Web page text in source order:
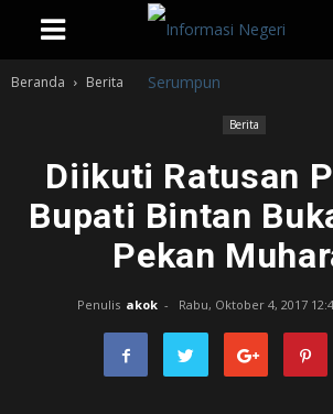
Beranda Berita
Berita
Diikuti Ratusan
Bupati Bintan
Pekan
Penulis akok - Rabu, Oktober 4, 2017